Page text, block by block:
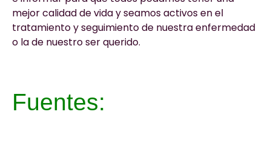
mejor calidad de vida y seamos activos en el
tratamiento y seguimiento de nuestra enfermedad
o la de nuestro ser querido.
Fuentes: